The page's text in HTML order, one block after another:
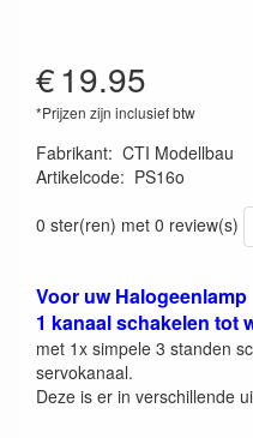
€19.95
*Prijzen zijn inclusief btw
Fabrikant: CTI Modellbau
Artikelcode: PS16o
0 ster(ren) met 0 review(s)
Voor uw Halogeenlamp
1 kanaal schakelen tot
met 1x simpele 3 standen
servokanaal.
Deze is er in verschillende